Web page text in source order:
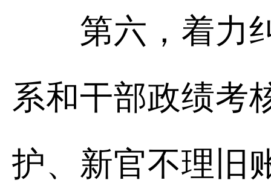
第六，着力纠
系和干部政绩考
护、新官不理旧